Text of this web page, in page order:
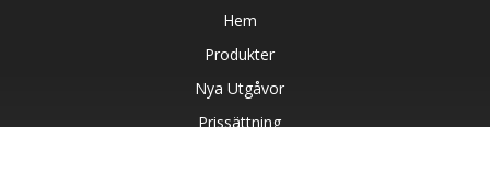
Hem
Produkter
Nya Utgåvor
Prissättning